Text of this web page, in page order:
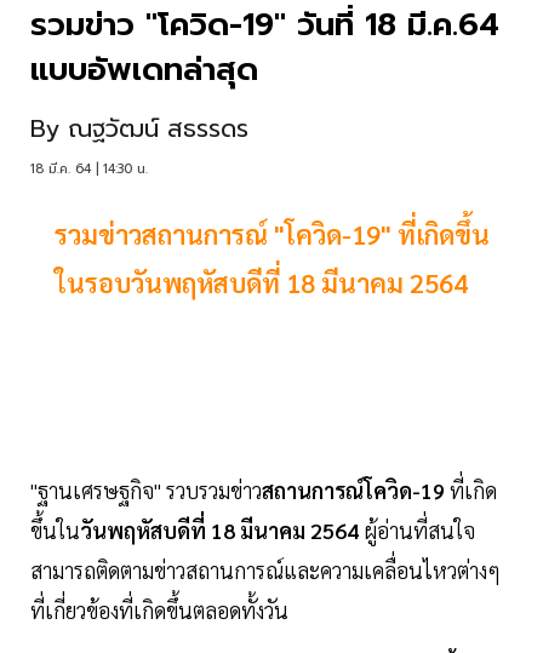
รวมข่าว "โควิด-19" วันที่ 18 มี.ค.64
แบบอัพเดทล่าสุด
By ณฐวัฒน์ สธรรดร
18 มี.ค. 64 | 14:30 น.
รวมข่าวสถานการณ์ "โควิด-19" ที่เกิดขึ้น
ในรอบวันพฤหัสบดีที่ 18 มีนาคม 2564
"ฐานเศรษฐกิจ" รวบรวมข่าวสถานการณ์โควิด-19 ที่เกิด
ขึ้นในวันพฤหัสบดีที่ 18 มีนาคม 2564 ผู้อ่านที่สนใจ
สามารถติดตามข่าวสถานการณ์และความเคลื่อนไหวต่างๆ
ที่เกี่ยวข้องที่เกิดขึ้นตลอดทั้งวัน